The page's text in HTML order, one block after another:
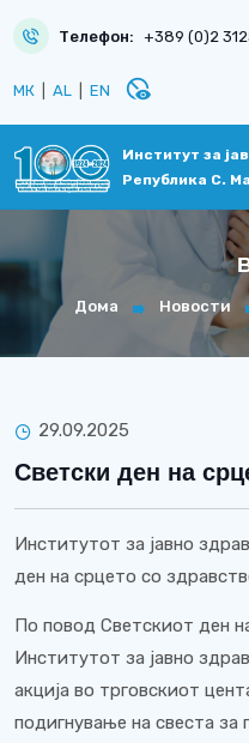
Телефон: +389 (0)2
МК AL EN disabled_visible
Институт за
Република С.
Дома Новости
29.09.2025
Светски ден на
Институтот за јавно
ден на срцето со
По повод Светскиот ден
Институтот за јавно
акција во трговскиот
подигнување на свеста за